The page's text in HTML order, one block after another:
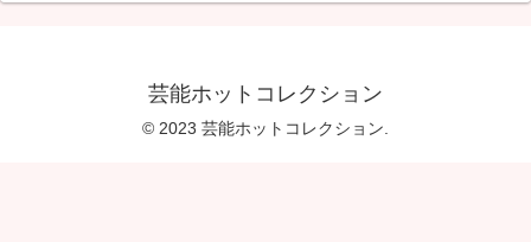
芸能ホットコレクション
© 2023 芸能ホットコレクション.